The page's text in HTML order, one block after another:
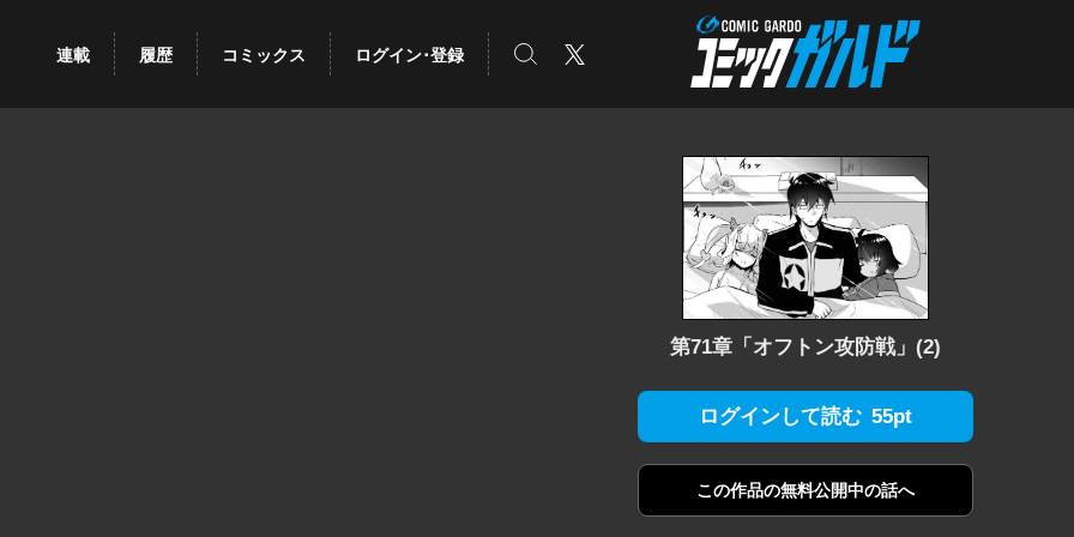
コミックガルド
連載 履歴 コミックス ログイン･登録 検索 X
第71章「オフトン攻防戦」(2)
ログインして読む 55pt
この作品の無料公開中の話へ